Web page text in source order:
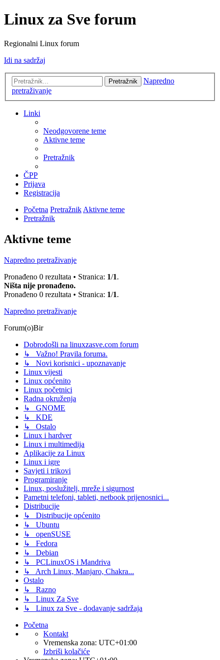
Linux za Sve forum
Regionalni Linux forum
Idi na sadržaj
Pretražnik
Napredno
pretraživanje
Linki
Neodgovorene teme
Aktivne teme
Pretražnik
ČPP
Prijava
Registracija
Početna PretražnikAktivne teme
Pretražnik
Aktivne teme
Napredno pretraživanje
Pronađeno 0 rezultata • Stranica: 1/1.
Ništa nije pronađeno.
Pronađeno 0 rezultata • Stranica: 1/1.
Napredno pretraživanje
Forum(o)Bir
Dobrodošli na linuxzasve.com forum
↳ Važno! Pravila foruma.
↳ Novi korisnici - upoznavanje
Linux vijesti
Linux općenito
Linux početnici
Radna okruženja
↳ GNOME
↳ KDE
↳ Ostalo
Linux i hardver
Linux i multimedija
Aplikacije za Linux
Linux i igre
Savjeti i trikovi
Programiranje
Linux, poslužitelj, mreže i sigurnost
Pametni telefoni, tableti, netbook prijenosnici...
Distribucije
↳ Distribucije općenito
↳ Ubuntu
↳ openSUSE
↳ Fedora
↳ Debian
↳ PCLinuxOS i Mandriva
↳ Arch Linux, Manjaro, Chakra...
Ostalo
↳ Razno
↳ Linux Za Sve
↳ Linux za Sve - dodavanje sadržaja
Početna
Kontakt
Vremenska zona: UTC+01:00
Izbriši kolačiće